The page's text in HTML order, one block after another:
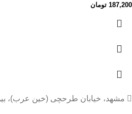
187,200 تومان
مشهد، خیابان طرحچی (خین عرب)، بین